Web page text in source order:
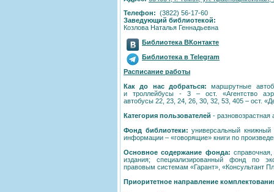
Телефон: (3822) 56-17-60
Заведующий библиотекой:
Козлова Наталья Геннадьевна
Библиотека ВКонтакте
Библиотека в Telegram
Расписание работы
Как до нас добраться:маршрутные
и троллейбусы - 3 – ост. «Агентство
автобусы 22, 23, 24, 26, 30, 32, 53, 405 – ост.
Категория пользователей - разновозрастная
Фонд библиотеки: универсальный
информации – «говорящие» книги по
Основное содержание фонда:
издания; специализированный фонд по
правовым системам «Гарант», «Консультант
Приоритетное направление